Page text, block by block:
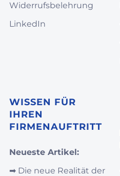
Widerrufsbelehrung
LinkedIn
WISSEN FÜR
IHREN
FIRMENAUFTRITT
Neueste Artikel:
➡︎ Die neue Realität der